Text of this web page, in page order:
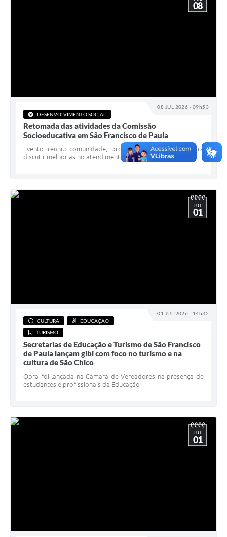
08 JUL 2026 - 09h53
08
DESENVOLVIMENTO SOCIAL
Retomada das atividades da Comissão
Socioeducativa em São Francisco de Paula
Evento reuniu comunidade, profissionais e gestores para
discutir melhorias no atendimento socioeducativo
01 JUL 2026 - 14h32
JUL
01
CULTURA
EDUCAÇÃO
TURISMO
Secretarias de Educação e Turismo de São Francisco
de Paula lançam gibi com foco no turismo e na
cultura de São Chico
Obra foi lançada na Câmara de Vereadores na presença de
estudantes e profissionais da Educação
JUL
01